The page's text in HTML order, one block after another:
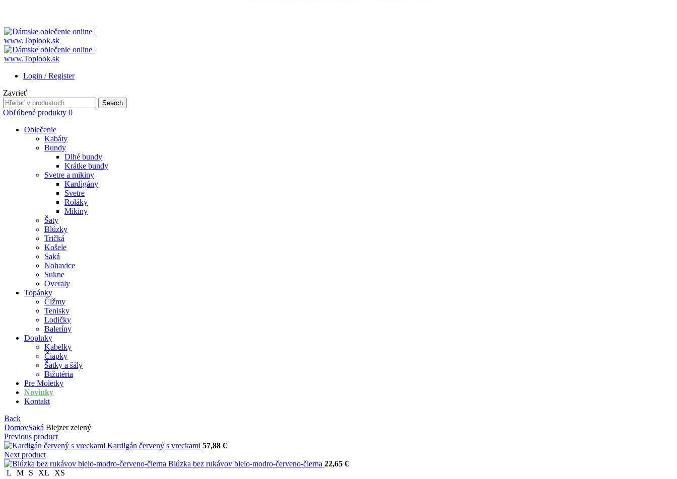
Login / Register
Zavrieť
Search
for:
Search
Obľúbené produkty 0
Oblečenie
Kabáty
Bundy
Dlhé bundy
Krátke bundy
Svetre a mikiny
Kardigány
Svetre
Roláky
Mikiny
Šaty
Blúzky
Tričká
Košele
Saká
Nohavice
Sukne
Overaly
Topánky
Čižmy
Tenisky
Lodičky
Baleríny
Doplnky
Kabelky
Čiapky
Šatky a šály
Bižutéria
Pre Moletky
Novinky
Kontakt
Back
DomovSaká Blejzer zelený
Previous product
Kardigán červený s vreckami 57,88 €
Next product
Blúzka bez rukávov bielo-modro-červeno-čierna 22,65 €
L
M S XL XS